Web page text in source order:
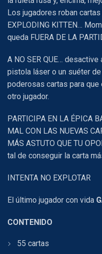
Los jugadores roban
EXPLODING KITTEN…
queda FUERA DE LA
A NO SER QUE…
pistola láser o un suéter
poderosas cartas para
otro jugador.
PARTICIPA EN LA ÉPICA
MAL CON LAS NUEVAS
MÁS ASTUTO QUE TU
tal de conseguir la carta
INTENTA NO EXPLOTAR
El último jugador con vida
CONTENIDO
55 cartas